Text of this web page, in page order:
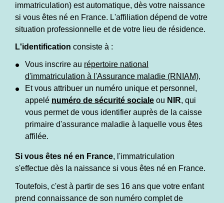
immatriculation) est automatique, dès votre naissance
si vous êtes né en France. L'affiliation dépend de votre
situation professionnelle et de votre lieu de résidence.
L'identification consiste à :
Vous inscrire au répertoire national
d'immatriculation à l'Assurance maladie (RNIAM),
Et vous attribuer un numéro unique et personnel,
appelé numéro de sécurité sociale ou NIR, qui
vous permet de vous identifier auprès de la caisse
primaire d'assurance maladie à laquelle vous êtes
affilée.
Si vous êtes né en France, l'immatriculation
s'effectue dès la naissance si vous êtes né en France.
Toutefois, c'est à partir de ses 16 ans que votre enfant
prend connaissance de son numéro complet de